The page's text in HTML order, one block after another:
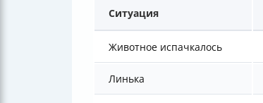
Ситуация
Животное испачкалось
Линька